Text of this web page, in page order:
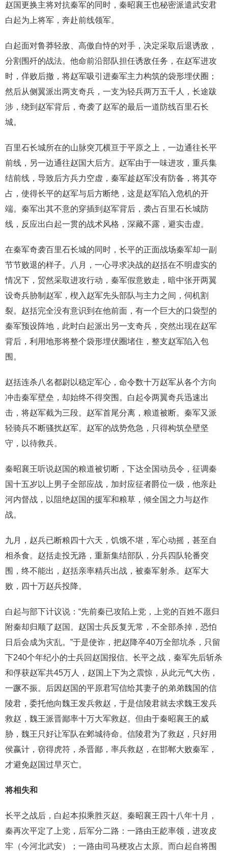
赵国更换主将对抗秦军的同时，秦昭襄王也秘密派遣武安君
白起为上将军，奔赴前线领军。
白起面对鲁莽轻敌、高傲自恃的对手，决定采取后退诱敌，
分割围歼的战法。他命前沿部队担任诱敌任务，在赵军进攻
时，佯败后撤，将赵军吸引进秦军主力构筑的袋形埋伏圈；
然后从侧翼派出两支奇兵，一支为轻兵两万五千人，长途跋
涉，绕到赵军背后，奇袭了赵军的最后一道防线百里石长
城。
百里石长城所在的山脉突兀横亘于平原之上，一边通往长平
前线，另一边通往赵国大后方。赵军由于一味进攻，重兵集
结前线，导致后方兵力空虚，秦军趁赵军没有防备，将其夺
占，使得长平的赵军与后方断绝，这是赵军陷入危机的开
端。秦军出其不意的穿插到赵军背后，袭占百里石长城防
线，反应出白起一贯的战术风格，深藏不露，避实击虚。
在秦军奇袭百里石长城的同时，长平的正面战场秦军却一副
节节败退的样子。八月，一心寻求决战的赵括在不明虚实的
情况下，贸然采取进攻行动，秦军假意败走，暗中张开两翼
设奇兵胁制赵军，楔入赵军先头部队与主力之间，伺机割
裂。赵括完全没有意识到在他前面，有一个巨大的口袋型的
秦军预设阵地，此时白起派出另一支奇兵，突然出现在赵军
背后，利用地形将整个袋形埋伏圈堵住，整支赵军陷入包
围。
赵括连杀八名都尉以稳定军心，命令数十万赵军从各个方向
冲击秦军壁垒，却始终不得突围。白起令两翼奇兵迅速出
击，将赵军截为三段。赵军首尾分离，粮道被断。秦军又派
轻骑兵不断骚扰赵军。赵军的战势危急，只得构筑垒壁坚
守，以待救兵。
秦昭襄王听说赵国的粮道被切断，下达全国动员令，征调秦
国十五岁以上男子全部应战，加封应征者爵位一级，他亲赴
河内督战，以阻绝赵国的援军和粮草，倾全国之力与赵作
战。
九月，赵兵已断粮四十六天，饥饿不堪，军心动摇，甚至自
相杀食。赵括走投无路，重新集结部队，分兵四队轮番突
围，终不能出，赵括亲率精兵出战，被秦军射杀。赵军大
败，四十万赵兵投降。
白起与部下计议说：“先前秦已攻陷上党，上党的百姓不愿归
附秦却归顺了赵国。赵国士兵反复无常，不全部杀掉，恐怕
日后会成为灾乱。”于是使诈，把赵降卒40万全部坑杀，只留
下240个年纪小的士兵回赵国报信。长平之战，秦军先后斩杀
和俘获赵军共45万人，赵国上下为之震惊，从此元气大伤，
一蹶不振。后因赵国的平原君写信给其妻子的弟弟魏国的信
陵君，委托他向魏王发兵救赵，于是信陵君就去求魏王发兵
救赵，魏王派晋鄙率十万大军救赵。但由于秦昭襄王的威
胁，魏王只好让军队在邺城待命。信陵君为了救赵，只好用
侯嬴计，窃得虎符，杀晋鄙，率兵救赵，在邯郸大败秦军，
才避免赵国过早灭亡。
将相失和
长平之战后，白起本拟乘胜灭赵。秦昭襄王四十八年十月，
秦再次平定了上党，后军分二路：一路由王龁率领，进攻皮
牢（今河北武安）；一路由司马梗攻占太原。而白起自将围